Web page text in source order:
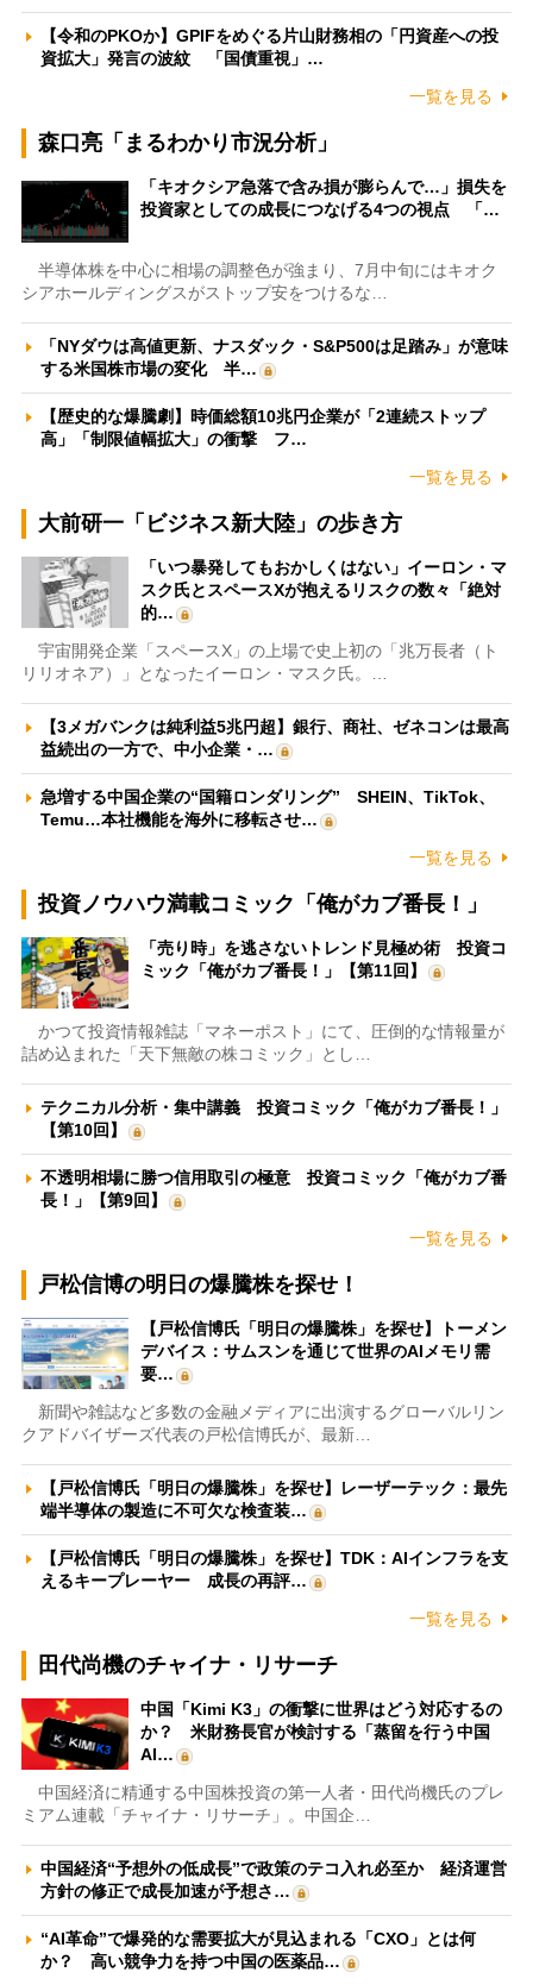
【令和のPKOか】GPIFをめぐる片山財務相の「円資産への投
資拡大」発言の波紋 「国債重視」…
一覧を見る
森口亮「まるわかり市況分析」
「キオクシア急落で含み損が膨らんで…」損失を
投資家としての成長につなげる4つの視点 「…
半導体株を中心に相場の調整色が強まり、7月中旬にはキオク
シアホールディングスがストップ安をつけるな…
「NYダウは高値更新、ナスダック・S&P500は足踏み」が意味
する米国株市場の変化 半…
【歴史的な爆騰劇】時価総額10兆円企業が「2連続ストップ
高」「制限値幅拡大」の衝撃 フ…
一覧を見る
大前研一「ビジネス新大陸」の歩き方
「いつ暴発してもおかしくはない」イーロン・マ
スク氏とスペースXが抱えるリスクの数々「絶対
的…
宇宙開発企業「スペースX」の上場で史上初の「兆万長者（ト
リリオネア）」となったイーロン・マスク氏。…
【3メガバンクは純利益5兆円超】銀行、商社、ゼネコンは最高
益続出の一方で、中小企業・…
急増する中国企業の“国籍ロンダリング” SHEIN、TikTok、
Temu…本社機能を海外に移転させ…
一覧を見る
投資ノウハウ満載コミック「俺がカブ番長！」
「売り時」を逃さないトレンド見極め術 投資コ
ミック「俺がカブ番長！」【第11回】
かつて投資情報雑誌「マネーポスト」にて、圧倒的な情報量が
詰め込まれた「天下無敵の株コミック」とし…
テクニカル分析・集中講義 投資コミック「俺がカブ番長！」
【第10回】
不透明相場に勝つ信用取引の極意 投資コミック「俺がカブ番
長！」【第9回】
一覧を見る
戸松信博の明日の爆騰株を探せ！
【戸松信博氏「明日の爆騰株」を探せ】トーメン
デバイス：サムスンを通じて世界のAIメモリ需
要…
新聞や雑誌など多数の金融メディアに出演するグローバルリン
クアドバイザーズ代表の戸松信博氏が、最新…
【戸松信博氏「明日の爆騰株」を探せ】レーザーテック：最先
端半導体の製造に不可欠な検査装…
【戸松信博氏「明日の爆騰株」を探せ】TDK：AIインフラを支
えるキープレーヤー 成長の再評…
一覧を見る
田代尚機のチャイナ・リサーチ
中国「Kimi K3」の衝撃に世界はどう対応するの
か？ 米財務長官が検討する「蒸留を行う中国
AI…
中国経済に精通する中国株投資の第一人者・田代尚機氏のプレ
ミアム連載「チャイナ・リサーチ」。中国企…
中国経済“予想外の低成長”で政策のテコ入れ必至か 経済運営
方針の修正で成長加速が予想さ…
“AI革命”で爆発的な需要拡大が見込まれる「CXO」とは何
か？ 高い競争力を持つ中国の医薬品…